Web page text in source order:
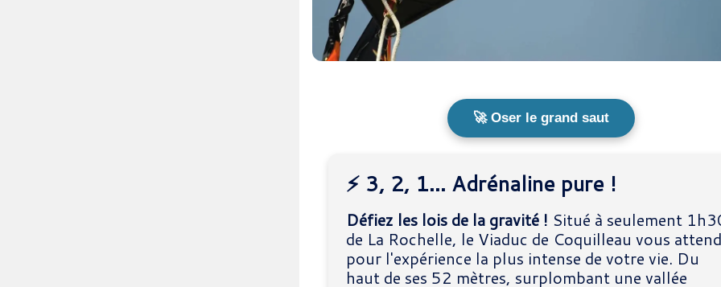
🚀 Oser le grand saut
⚡ 3, 2, 1... Adrénaline pure !
Défiez les lois de la gravité ! Situé à seulement
de La Rochelle, le Viaduc de Coquilleau vous attend
pour l'expérience la plus intense de votre vie. Du
haut de ses 52 mètres, surplombant une vallée